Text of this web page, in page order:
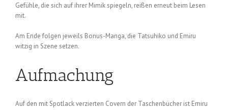
Gefühle, die sich auf ihrer Mimik spiegeln, reißen erneut beim Lesen
mit.
Am Ende folgen jeweils Bonus-Manga, die Tatsuhiko und Emiru
witzig in Szene setzen.
Aufmachung
Auf den mit Spotlack verzierten Covern der Taschenbücher ist Emiru